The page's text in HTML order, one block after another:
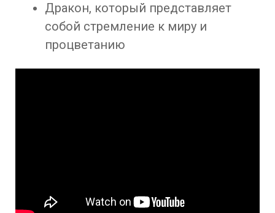
Дракон, который представляет
собой стремление к миру и
процветанию